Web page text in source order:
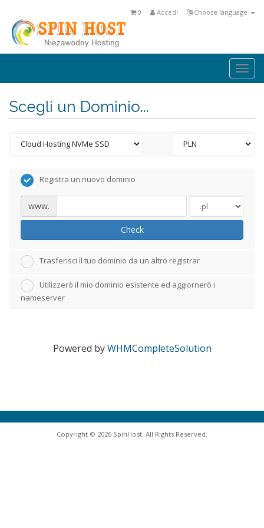
Choose language
Accedi
0
Scegli un Dominio...
Registra un nuovo dominio
www.
Check
Trasferisci il tuo dominio da un altro registrar
Utilizzerò il mio dominio esistente ed aggiornerò i
nameserver
Powered byWHMCompleteSolution
Copyright © 2026 SpinHost. All Rights Reserved.